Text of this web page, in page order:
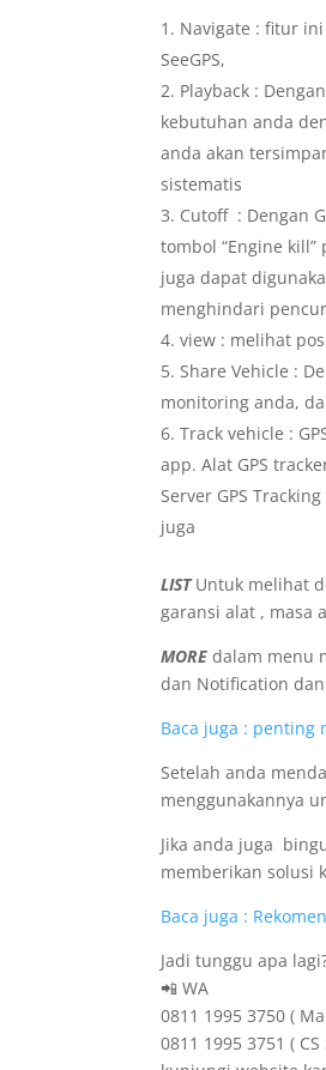
Navigate : fitur
SeeGPS,
Playback :
kebutuhan anda
anda akan
sistematis
Cutoff : Dengan
tombol “Engine
juga dapat
menghindari
view : melihat
Share Vehicle :
monitoring anda,
Track vehicle :
app. Alat GPS
Server GPS
juga
LISTUntuk melihat
garansi alat , masa
MOREdalam menu
dan Notification
Baca juga : penting
Setelah anda
menggunakannya
Jika anda juga
memberikan solusi
Baca juga :
Jadi tunggu apa
📲 WA
0811 1995 3750 (
0811 1995 3751 (